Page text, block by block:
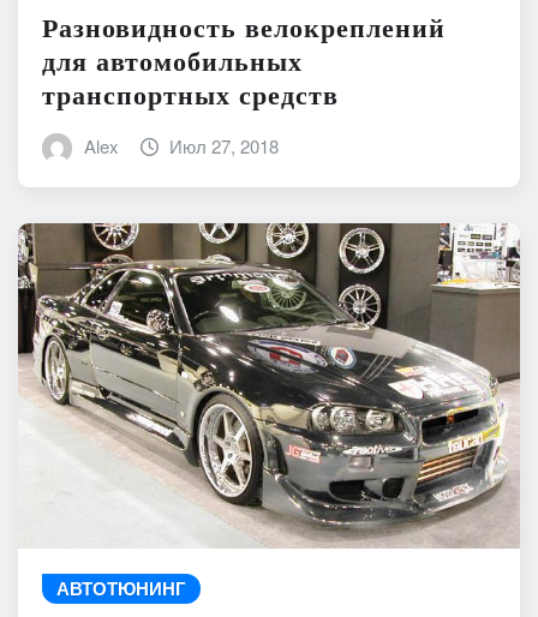
Разновидность велокреплений
для автомобильных
транспортных средств
Alex Июл 27, 2018
АВТОТЮНИНГ